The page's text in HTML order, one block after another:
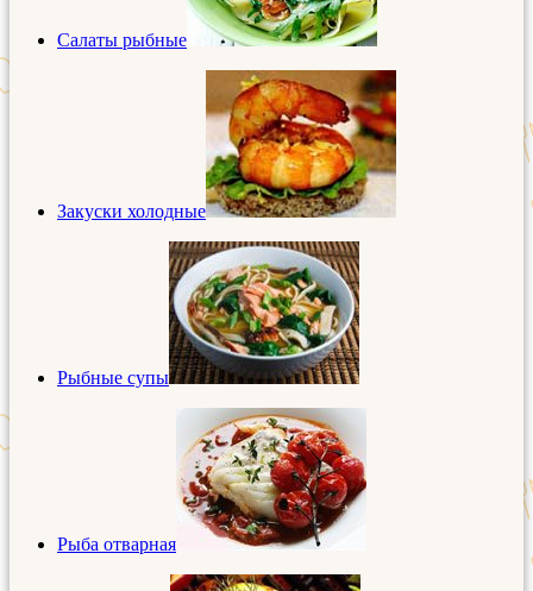
Салаты рыбные
Закуски холодные
Рыбные супы
Рыба отварная